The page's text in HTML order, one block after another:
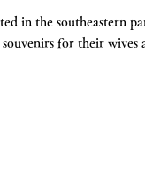
in the southeastern
for their